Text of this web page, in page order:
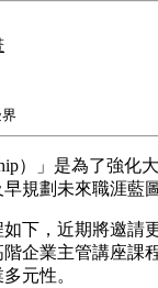
）」是為了強化
規劃未來職涯藍圖
下，近期將邀請
企業主管講座課
元性。